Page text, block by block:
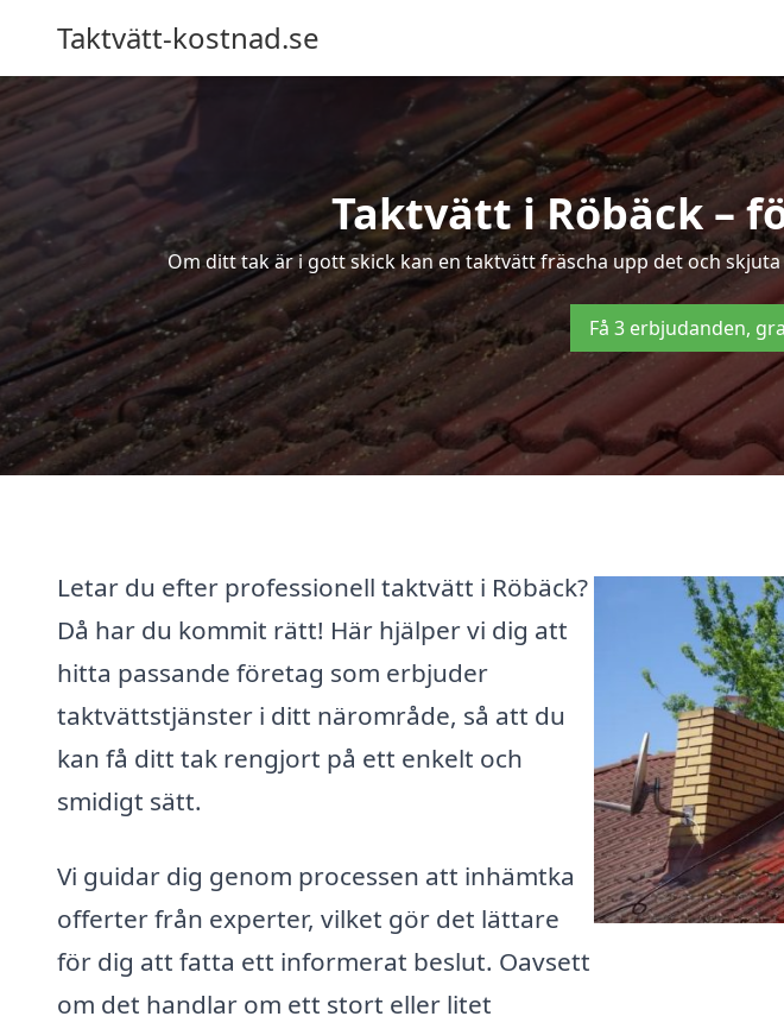
Taktvätt-kostnad.se
Taktvätt i Röbäck –
Om ditt tak är i gott skick kan en taktvätt fräscha upp det och
Få 3 erbjudanden,
Letar du efter professionell taktvätt i Röbäck?
Då har du kommit rätt! Här hjälper vi dig att
hitta passande företag som erbjuder
taktvättstjänster i ditt närområde, så att du
kan få ditt tak rengjort på ett enkelt och
smidigt sätt.
Vi guidar dig genom processen att inhämtka
offerter från experter, vilket gör det lättare
för dig att fatta ett informerat beslut. Oavsett
om det handlar om ett stort eller litet